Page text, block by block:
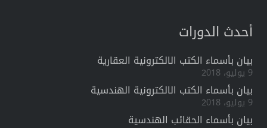
أحدث الدورات
بيان بأسماء الكتب الالكترونية العقارية
9 يوليو، 2018
بيان بأسماء الكتب الالكترونية الهندسية
9 يوليو، 2018
بيان بأسماء الحقائب الهندسية